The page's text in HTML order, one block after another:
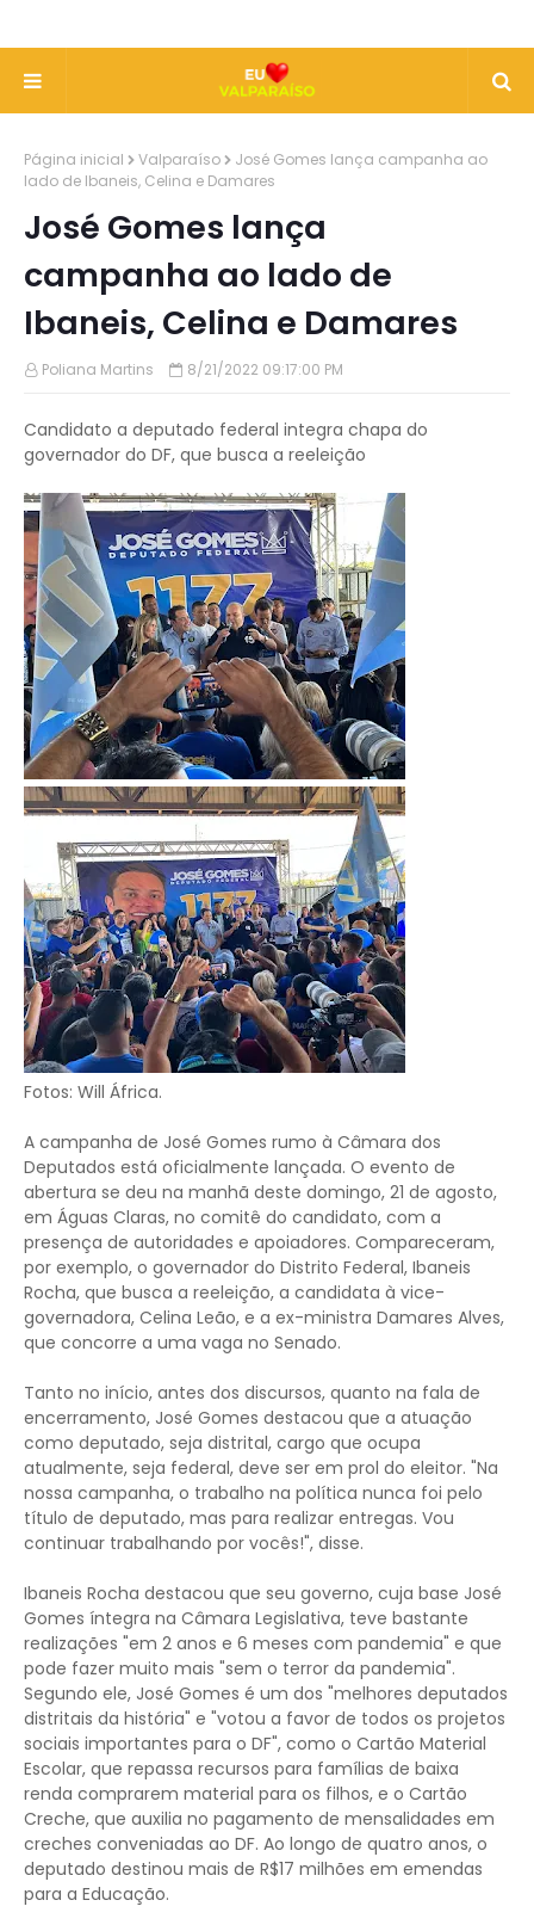
Página inicial Valparaíso
José Gomes lança campanha ao
lado de Ibaneis, Celina e Damares
José Gomes lança
campanha ao lado de
Ibaneis, Celina e Damares
Poliana Martins 8/21/2022 09:17:00 PM
Candidato a deputado federal integra chapa do
governador do DF, que busca a reeleição
Fotos: Will África.
A campanha de José Gomes rumo à Câmara dos
Deputados está oficialmente lançada. O evento de
abertura se deu na manhã deste domingo, 21 de agosto,
em Águas Claras, no comitê do candidato, com a
presença de autoridades e apoiadores. Compareceram,
por exemplo, o governador do Distrito Federal, Ibaneis
Rocha, que busca a reeleição, a candidata à vice-
governadora, Celina Leão, e a ex-ministra Damares Alves,
que concorre a uma vaga no Senado.
Tanto no início, antes dos discursos, quanto na fala de
encerramento, José Gomes destacou que a atuação
como deputado, seja distrital, cargo que ocupa
atualmente, seja federal, deve ser em prol do eleitor. "Na
nossa campanha, o trabalho na política nunca foi pelo
título de deputado, mas para realizar entregas. Vou
continuar trabalhando por vocês!", disse.
Ibaneis Rocha destacou que seu governo, cuja base José
Gomes íntegra na Câmara Legislativa, teve bastante
realizações "em 2 anos e 6 meses com pandemia" e que
pode fazer muito mais "sem o terror da pandemia".
Segundo ele, José Gomes é um dos "melhores deputados
distritais da história" e "votou a favor de todos os projetos
sociais importantes para o DF", como o Cartão Material
Escolar, que repassa recursos para famílias de baixa
renda comprarem material para os filhos, e o Cartão
Creche, que auxilia no pagamento de mensalidades em
creches conveniadas ao DF. Ao longo de quatro anos, o
deputado destinou mais de R$17 milhões em emendas
para a Educação.